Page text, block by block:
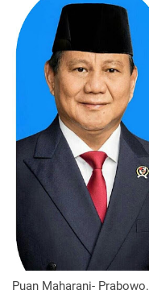
Puan Maharani- Prabowo.